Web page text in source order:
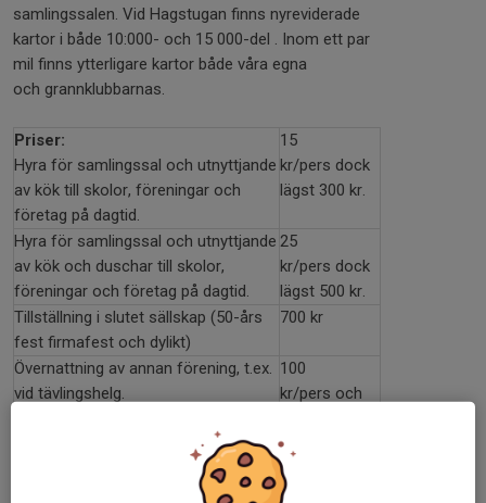
samlingssalen. Vid Hagstugan finns nyreviderade
kartor i både 10:000- och 15 000-del . Inom ett par
mil finns ytterligare kartor både våra egna
och grannklubbarnas.
Priser:
Hyra för samlingssal och utnyttjande
av kök till skolor, föreningar och
företag på dagtid.
15
kr/pers dock
lägst 300 kr.
Hyra för samlingssal och utnyttjande
av kök och duschar till skolor,
föreningar och företag på dagtid.
25
kr/pers dock
lägst 500 kr.
Tillställning i slutet sällskap (50-års
fest firmafest och dylikt)
700 kr
Övernattning av annan förening, t.ex.
vid tävlingshelg.
100
kr/pers och
lägst 800 kr